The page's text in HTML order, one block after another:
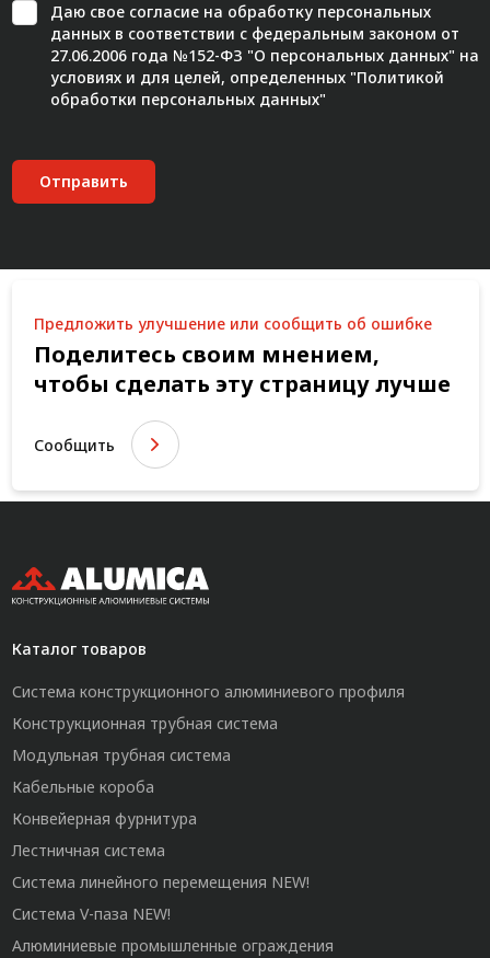
Даю свое согласиена обработку персональных
данных в соответствии с федеральным законом от
27.06.2006 года №152-ФЗ "О персональных данных" на
условиях и для целей, определенных "Политикой
обработки персональных данных"
Отправить
Предложить улучшение или сообщить об ошибке
Поделитесь своим мнением,
чтобы сделать эту страницу лучше
Сообщить
Каталог товаров
Система конструкционного алюминиевого профиля
Конструкционная трубная система
Модульная трубная система
Кабельные короба
Конвейерная фурнитура
Лестничная система
Система линейного перемещения NEW!
Система V-паза NEW!
Алюминиевые промышленные ограждения